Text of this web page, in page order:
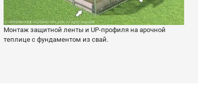
Монтаж защитной ленты и UP-профиля на арочной
теплице с фундаментом из свай.